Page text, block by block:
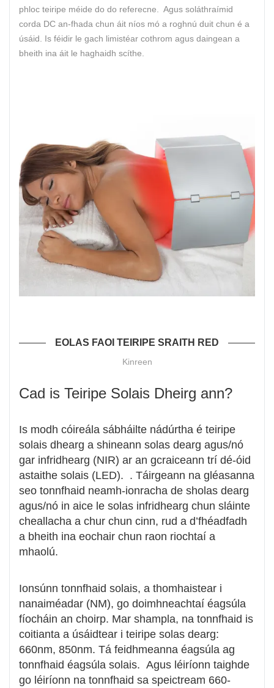
phloc teiripe méide do do referecne. Agus soláthraímid
corda DC an-fhada chun áit níos mó a roghnú duit chun é a
úsáid. Is féidir le gach limistéar cothrom agus daingean a
bheith ina áit le haghaidh scíthe.
EOLAS FAOI TEIRIPE SRAITH RED
Kinreen
Cad is Teiripe Solais Dheirg ann?
Is modh cóireála sábháilte nádúrtha é teiripe
solais dhearg a shineann solas dearg agus/nó
gar infridhearg (NIR) ar an gcraiceann trí dé-óid
astaithe solais (LED). . Táirgeann na gléasanna
seo tonnfhaid neamh-ionracha de sholas dearg
agus/nó in aice le solas infridhearg chun sláinte
cheallacha a chur chun cinn, rud a d’fhéadfadh
a bheith ina eochair chun raon riochtaí a
mhaolú.
Ionsúnn tonnfhaid solais, a thomhaistear i
nanaiméadar (NM), go doimhneachtaí éagsúla
fíocháin an choirp. Mar shampla, na tonnfhaid is
coitianta a úsáidtear i teiripe solas dearg:
660nm, 850nm. Tá feidhmeanna éagsúla ag
tonnfhaid éagsúla solais. Agus léiríonn taighde
go léiríonn na tonnfhaid sa speictream 660-